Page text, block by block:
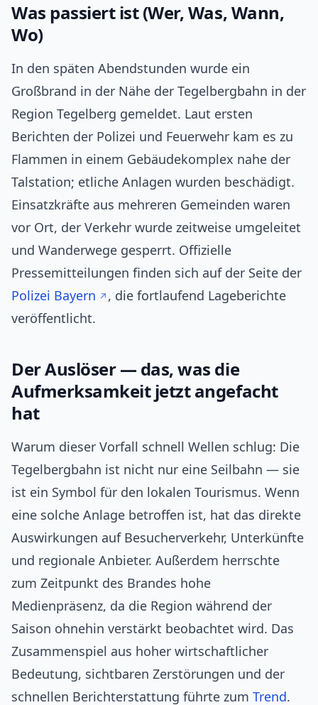
Was passiert ist (Wer, Was, Wann,
Wo)
In den späten Abendstunden wurde ein
Großbrand in der Nähe der Tegelbergbahn in der
Region Tegelberg gemeldet. Laut ersten
Berichten der Polizei und Feuerwehr kam es zu
Flammen in einem Gebäudekomplex nahe der
Talstation; etliche Anlagen wurden beschädigt.
Einsatzkräfte aus mehreren Gemeinden waren
vor Ort, der Verkehr wurde zeitweise umgeleitet
und Wanderwege gesperrt. Offizielle
Pressemitteilungen finden sich auf der Seite der
Polizei Bayern
, die fortlaufend Lageberichte
veröffentlicht.
Der Auslöser — das, was die
Aufmerksamkeit jetzt angefacht
hat
Warum dieser Vorfall schnell Wellen schlug: Die
Tegelbergbahn ist nicht nur eine Seilbahn — sie
ist ein Symbol für den lokalen Tourismus. Wenn
eine solche Anlage betroffen ist, hat das direkte
Auswirkungen auf Besucherverkehr, Unterkünfte
und regionale Anbieter. Außerdem herrschte
zum Zeitpunkt des Brandes hohe
Medienpräsenz, da die Region während der
Saison ohnehin verstärkt beobachtet wird. Das
Zusammenspiel aus hoher wirtschaftlicher
Bedeutung, sichtbaren Zerstörungen und der
schnellen Berichterstattung führte zum Trend.